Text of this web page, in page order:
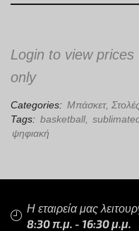
Login to view
only
Categories: Μπάσκετ,
Tags: basketball,
ψηφιακή
Η εταιρεία μας
8:30 π.μ. - 16:30 μ.μ.